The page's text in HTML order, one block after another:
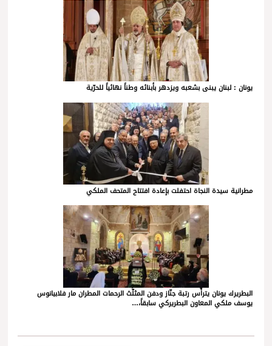
يونان : لبنان يبنى بشعبه ويزدهر بأبنائه وطناً نهائياً للحرّية
مطرانية سيدة النجاة احتفلت بإعادة افتتاح المتحف الملكي
البطريرك يونان يترأّس رتبة جنّاز ودفن المثلَّث الرحمات المطران مار فلابيانوس
يوسف ملكي المعاون البطريركي سابقاً،…